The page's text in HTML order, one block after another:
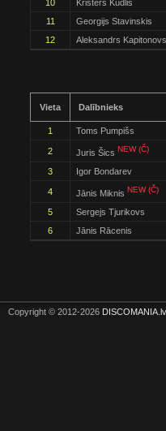
10 Kristers Kudlis
11
Georgijs Stavinskis
12
Aleksandrs Kapitonovs
Vieta Dalībnieks
1
Toms Pumpišs
2 Juris Šics NEW (Č)
3 Igor Bondarev
4 Jānis Miknis NEW (Č)
5 Sergejs Tjurikovs
6
Jānis Rācenis
Copyright © 2012-2026 DISCOMANIA.lv